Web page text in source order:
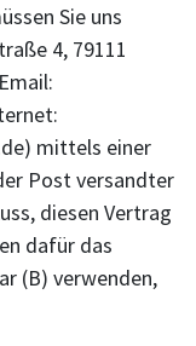
Sie uns
4, 79111
mittels einer
Post versandter
diesen Vertrag
dafür das
(B) verwenden,